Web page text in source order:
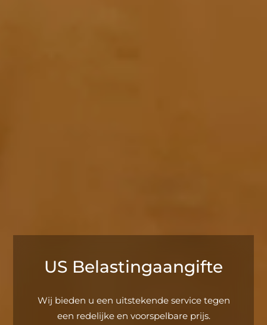
US Belastingaangifte
Wij bieden u een uitstekende service tegen
een redelijke en voorspelbare prijs.